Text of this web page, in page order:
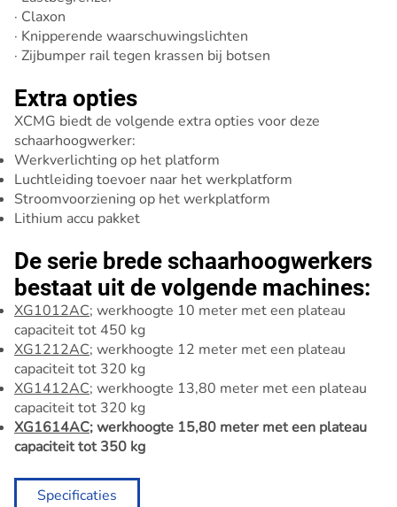
· Claxon
· Knipperende waarschuwingslichten
· Zijbumper rail tegen krassen bij botsen
Extra opties
XCMG biedt de volgende extra opties voor deze
schaarhoogwerker:
Werkverlichting op het platform
Luchtleiding toevoer naar het werkplatform
Stroomvoorziening op het werkplatform
Lithium accu pakket
De serie brede schaarhoogwerkers
bestaat uit de volgende machines:
XG1012AC; werkhoogte 10 meter met een plateau
capaciteit tot 450 kg
XG1212AC; werkhoogte 12 meter met een plateau
capaciteit tot 320 kg
XG1412AC; werkhoogte 13,80 meter met een plateau
capaciteit tot 320 kg
XG1614AC; werkhoogte 15,80 meter met een plateau
capaciteit tot 350 kg
Specificaties